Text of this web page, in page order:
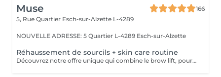
Muse
166
5, Rue Quartier Esch-sur-Alzette L-4289
NOUVELLE ADRESSE: 5 Quartier L-4289 Esch-sur-Alzette
Réhaussement de sourcils + skin care routine
Découvrez notre offre unique qui combine le brow lift, pour des sourcils magnifiquement liftés, et notre routine de soins de la peau personnalisée. Pendant que vous profitez de l'effet transformateur du brow lift sur vos sourcils, notre équipe prendra soin de votre visage en effectuant un double nettoyage, une exfoliation douce, une infusion de sérum nourrissant et l'application d'un masque facial sur mesure. Vous bénéficiez ainsi d'une expérience complète de beauté et de détente, avec des sourcils parfaitement sculptés et une peau éclatante.